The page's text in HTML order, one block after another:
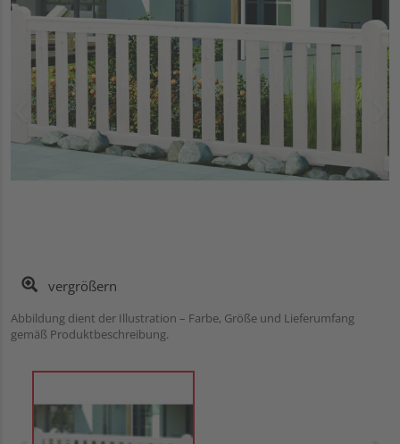
vergrößern
Abbildung dient der Illustration – Farbe, Größe und Lieferumfang
gemäß Produktbeschreibung.